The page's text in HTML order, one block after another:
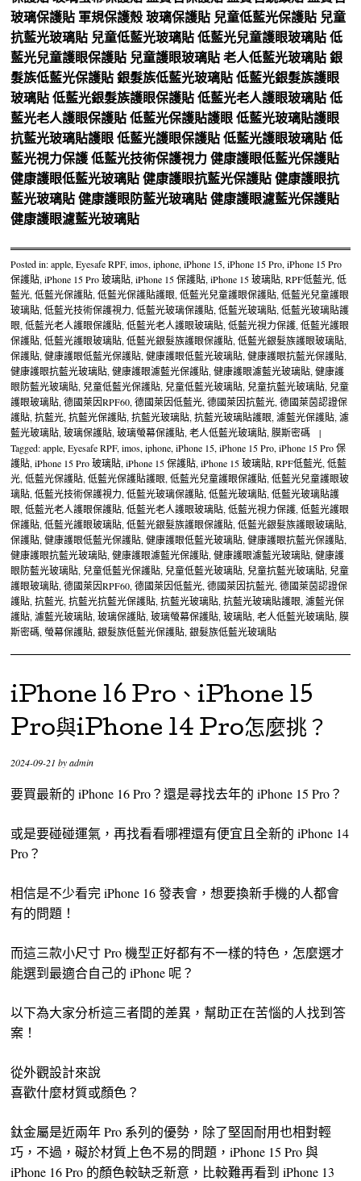
玻璃保護貼 軍規保護殼玻璃保護貼 兒童低藍光保護貼 兒童
抗藍光玻璃貼 兒童低藍光玻璃貼低藍光兒童護眼玻璃貼低
藍光兒童護眼保護貼 兒童護眼玻璃貼老人低藍光玻璃貼銀
髮族低藍光保護貼銀髮族低藍光玻璃貼低藍光銀髮族護眼
玻璃貼低藍光銀髮族護眼保護貼低藍光老人護眼玻璃貼低
藍光老人護眼保護貼低藍光保護貼護眼低藍光玻璃貼護眼
抗藍光玻璃貼護眼低藍光護眼保護貼低藍光護眼玻璃貼低
藍光視力保護低藍光技術保護視力健康護眼低藍光保護貼
健康護眼低藍光玻璃貼健康護眼抗藍光保護貼健康護眼抗
藍光玻璃貼健康護眼防藍光玻璃貼健康護眼濾藍光保護貼
健康護眼濾藍光玻璃貼
Posted in:apple,Eyesafe RPF,imos,iphone,iPhone 15,iPhone 15 Pro,iPhone 15 Pro
保護貼,iPhone 15 Pro 玻璃貼,iPhone 15 保護貼,iPhone 15 玻璃貼,RPF低藍光,低
藍光,低藍光保護貼,低藍光保護貼護眼,低藍光兒童護眼保護貼,低藍光兒童護眼
玻璃貼,低藍光技術保護視力,低藍光玻璃保護貼,低藍光玻璃貼,低藍光玻璃貼護
眼,低藍光老人護眼保護貼,低藍光老人護眼玻璃貼,低藍光視力保護,低藍光護眼
保護貼,低藍光護眼玻璃貼,低藍光銀髮族護眼保護貼,低藍光銀髮族護眼玻璃貼,
保護貼,健康護眼低藍光保護貼,健康護眼低藍光玻璃貼,健康護眼抗藍光保護貼,
健康護眼抗藍光玻璃貼,健康護眼濾藍光保護貼,健康護眼濾藍光玻璃貼,健康護
眼防藍光玻璃貼, 兒童低藍光保護貼, 兒童低藍光玻璃貼, 兒童抗藍光玻璃貼, 兒童
護眼玻璃貼,德國萊因RPF60,德國萊因低藍光,德國萊因抗藍光,德國萊茵認證保
護貼,抗藍光,抗藍光保護貼,抗藍光玻璃貼,抗藍光玻璃貼護眼,濾藍光保護貼,濾
藍光玻璃貼,玻璃保護貼,玻璃螢幕保護貼,老人低藍光玻璃貼,膜斯密碼
|
Tagged:apple,Eyesafe RPF,imos,iphone,iPhone 15,iPhone 15 Pro,iPhone 15 Pro 保
護貼,iPhone 15 Pro 玻璃貼,iPhone 15 保護貼,iPhone 15 玻璃貼,RPF低藍光,低藍
光,低藍光保護貼,低藍光保護貼護眼,低藍光兒童護眼保護貼,低藍光兒童護眼玻
璃貼,低藍光技術保護視力,低藍光玻璃保護貼,低藍光玻璃貼,低藍光玻璃貼護
眼,低藍光老人護眼保護貼,低藍光老人護眼玻璃貼,低藍光視力保護,低藍光護眼
保護貼,低藍光護眼玻璃貼,低藍光銀髮族護眼保護貼,低藍光銀髮族護眼玻璃貼,
保護貼,健康護眼低藍光保護貼,健康護眼低藍光玻璃貼,健康護眼抗藍光保護貼,
健康護眼抗藍光玻璃貼,健康護眼濾藍光保護貼,健康護眼濾藍光玻璃貼,健康護
眼防藍光玻璃貼, 兒童低藍光保護貼, 兒童低藍光玻璃貼, 兒童抗藍光玻璃貼, 兒童
護眼玻璃貼,德國萊因RPF60,德國萊因低藍光,德國萊因抗藍光,德國萊茵認證保
護貼,抗藍光,抗藍光抗藍光保護貼,抗藍光玻璃貼,抗藍光玻璃貼護眼,濾藍光保
護貼,濾藍光玻璃貼,玻璃保護貼,玻璃螢幕保護貼,玻璃貼,老人低藍光玻璃貼,膜
斯密碼,螢幕保護貼,銀髮族低藍光保護貼,銀髮族低藍光玻璃貼
iPhone 16 Pro、iPhone 15
Pro與iPhone 14 Pro怎麼挑？
2024-09-21 byadmin
要買最新的 iPhone 16 Pro？還是尋找去年的 iPhone 15 Pro？
或是要碰碰運氣，再找看看哪裡還有便宜且全新的 iPhone 14
Pro？
相信是不少看完 iPhone 16 發表會，想要換新手機的人都會
有的問題！
而這三款小尺寸 Pro 機型正好都有不一樣的特色，怎麼選才
能選到最適合自己的 iPhone 呢？
以下為大家分析這三者間的差異，幫助正在苦惱的人找到答
案！
從外觀設計來說
喜歡什麼材質或顏色？
鈦金屬是近兩年 Pro 系列的優勢，除了堅固耐用也相對輕
巧，不過，礙於材質上色不易的問題，iPhone 15 Pro 與
iPhone 16 Pro 的顏色較缺乏新意，比較難再看到 iPhone 13